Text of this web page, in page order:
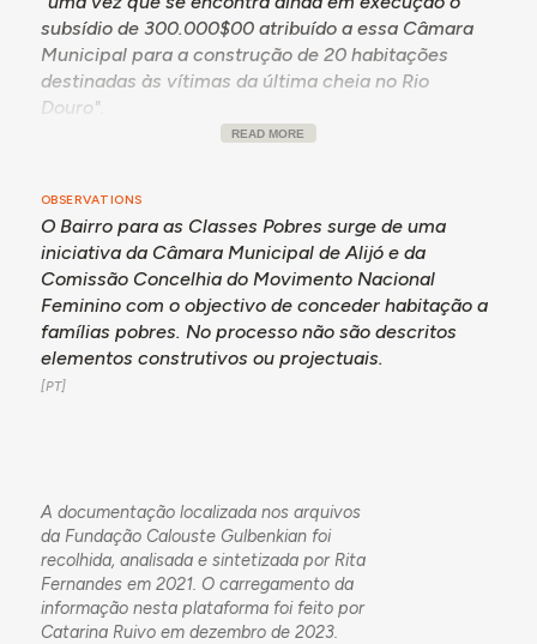
subsídio de 300.000$00 atribuído a essa Câmara
Municipal para a construção de 20 habitações
destinadas às vítimas da última cheia no Rio
Douro".
Em Janeiro de 1966 a Comissão Concelhia do
subsídio para o "levantamento de um bairro de 20
fogos, em blocos de 2 casas". Em Fevereiro de 1966
a FCG concede um subsídio de 200.000$00 "para
conjuntamente com as comparticipações
conseguidas junto do Ministério das Obras Públicas
e da Câmara Municipal de Alijó poder mandar
construir um bairro de vinte casas em regime de
auto-construção".
READ MORE
OBSERVATIONS
O Bairro para as Classes Pobres surge de uma
iniciativa da Câmara Municipal de Alijó e da
Comissão Concelhia do Movimento Nacional
Feminino com o objectivo de conceder habitação a
famílias pobres. No processo não são descritos
elementos construtivos ou projectuais.
A documentação localizada nos arquivos
da Fundação Calouste Gulbenkian foi
recolhida, analisada e sintetizada por Rita
Fernandes em 2021. O carregamento da
informação nesta plataforma foi feito por
Catarina Ruivo em dezembro de 2023.